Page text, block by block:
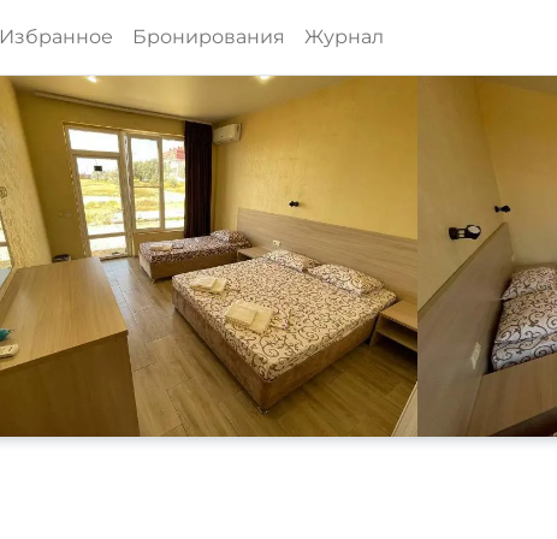
Избранное Бронирования Журнал